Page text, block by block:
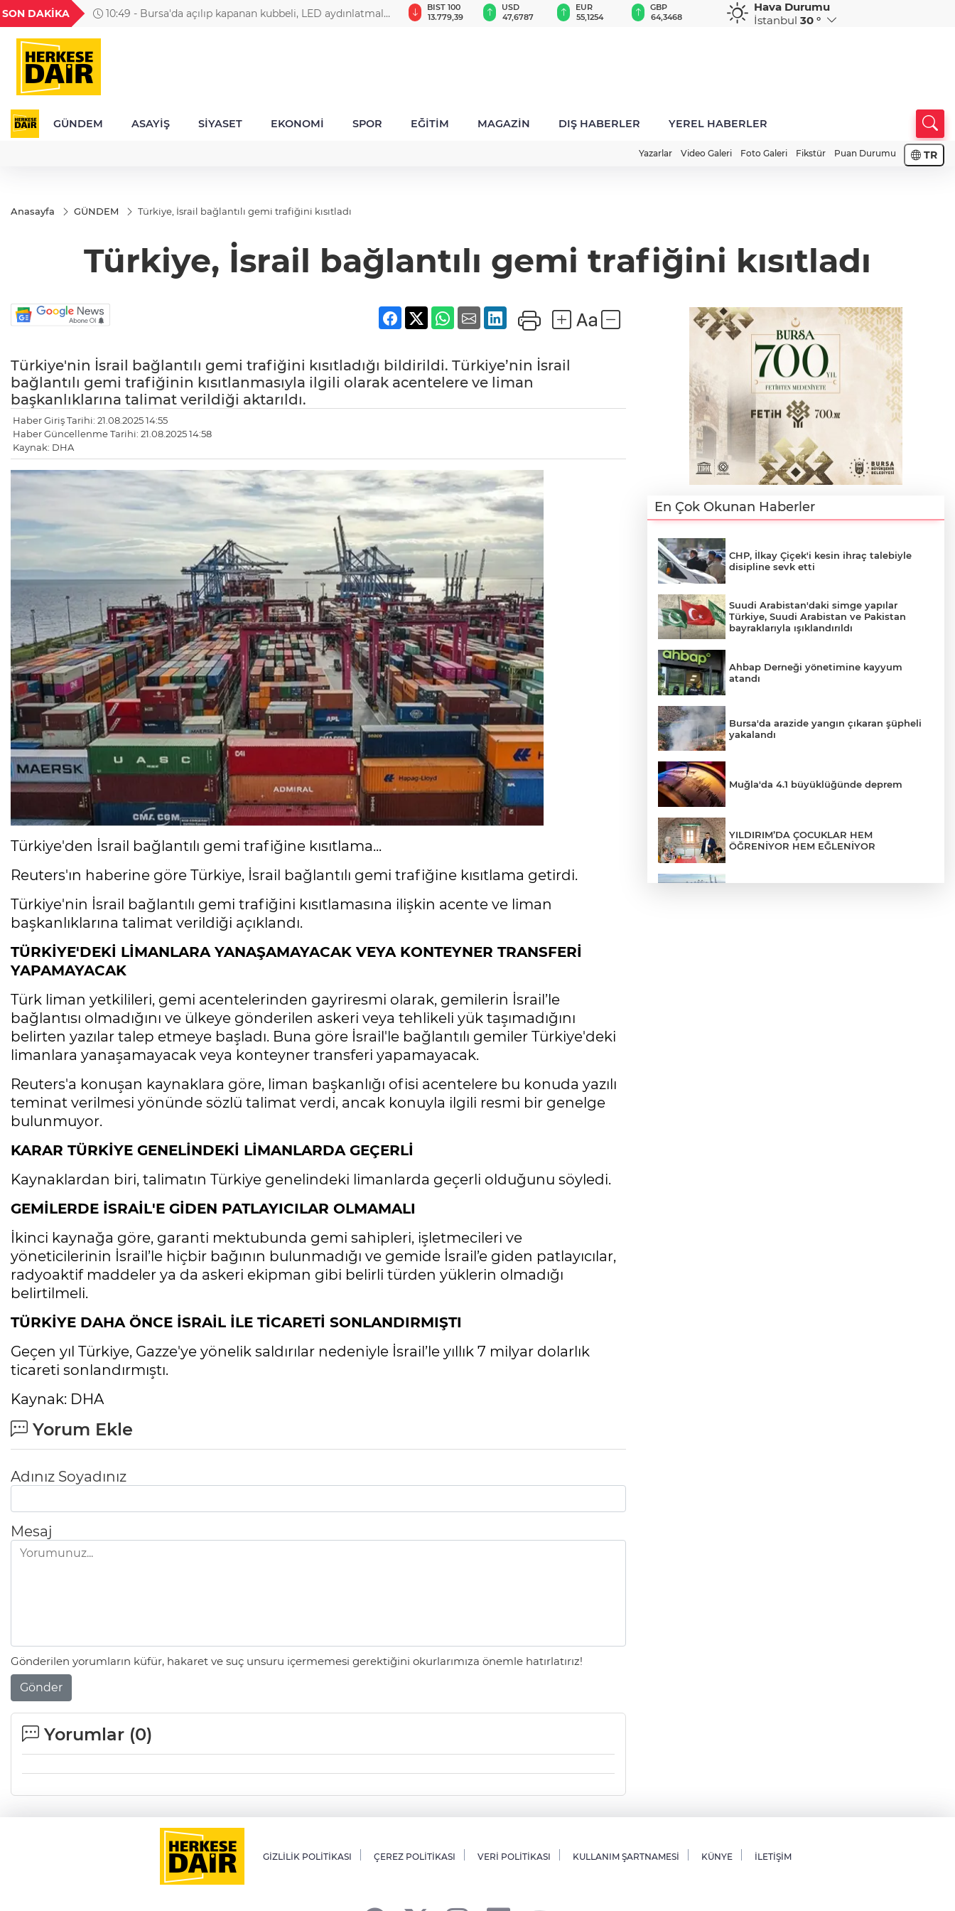
SON DAKİKA
10:49 - Bursa'da açılıp kapanan kubbeli, LED aydınlatmalı
18,2677
TND
16,3788
BGN
27,9743
VND
0,0018
GAU/TRY
6.660,55
BIST 100
13.779,39
USD
47,6787
EUR
55,1254
GBP
64,3468
CHF
59,0083
CAD
34,1883
Hava Durumu
İstanbul 30 °
GÜNDEM ASAYİŞ SİYASET EKONOMİ SPOR EĞİTİM MAGAZİN DIŞ HABERLER YEREL HABERLER
Yazarlar Video Galeri Foto Galeri Fikstür Puan Durumu TR
Anasayfa GÜNDEM Türkiye, İsrail bağlantılı gemi trafiğini kısıtladı
Türkiye, İsrail bağlantılı gemi trafiğini kısıtladı
Türkiye'nin İsrail bağlantılı gemi trafiğini kısıtladığı bildirildi. Türkiye’nin İsrail
bağlantılı gemi trafiğinin kısıtlanmasıyla ilgili olarak acentelere ve liman
başkanlıklarına talimat verildiği aktarıldı.
Haber Giriş Tarihi: 21.08.2025 14:55
Haber Güncellenme Tarihi: 21.08.2025 14:58
Kaynak: DHA
Türkiye'den İsrail bağlantılı gemi trafiğine kısıtlama...
Reuters'ın haberine göre Türkiye, İsrail bağlantılı gemi trafiğine kısıtlama getirdi.
Türkiye'nin İsrail bağlantılı gemi trafiğini kısıtlamasına ilişkin acente ve liman
başkanlıklarına talimat verildiği açıklandı.
TÜRKİYE'DEKİ LİMANLARA YANAŞAMAYACAK VEYA KONTEYNER TRANSFERİ
YAPAMAYACAK
Türk liman yetkilileri, gemi acentelerinden gayriresmi olarak, gemilerin İsrail’le
bağlantısı olmadığını ve ülkeye gönderilen askeri veya tehlikeli yük taşımadığını
belirten yazılar talep etmeye başladı. Buna göre İsrail'le bağlantılı gemiler Türkiye'deki
limanlara yanaşamayacak veya konteyner transferi yapamayacak.
Reuters'a konuşan kaynaklara göre, liman başkanlığı ofisi acentelere bu konuda yazılı
teminat verilmesi yönünde sözlü talimat verdi, ancak konuyla ilgili resmi bir genelge
bulunmuyor.
KARAR TÜRKİYE GENELİNDEKİ LİMANLARDA GEÇERLİ
Kaynaklardan biri, talimatın Türkiye genelindeki limanlarda geçerli olduğunu söyledi.
GEMİLERDE İSRAİL'E GİDEN PATLAYICILAR OLMAMALI
İkinci kaynağa göre, garanti mektubunda gemi sahipleri, işletmecileri ve
yöneticilerinin İsrail’le hiçbir bağının bulunmadığı ve gemide İsrail’e giden patlayıcılar,
radyoaktif maddeler ya da askeri ekipman gibi belirli türden yüklerin olmadığı
belirtilmeli.
TÜRKİYE DAHA ÖNCE İSRAİL İLE TİCARETİ SONLANDIRMIŞTI
Geçen yıl Türkiye, Gazze'ye yönelik saldırılar nedeniyle İsrail’le yıllık 7 milyar dolarlık
ticareti sonlandırmıştı.
Kaynak: DHA
Yorum Ekle
Adınız Soyadınız
Mesaj
Gönderilen yorumların küfür, hakaret ve suç unsuru içermemesi gerektiğini okurlarımıza önemle hatırlatırız!
Gönder
Yorumlar (0)
En Çok Okunan Haberler
CHP, İlkay Çiçek'i kesin ihraç talebiyle
disipline sevk etti
Suudi Arabistan'daki simge yapılar
Türkiye, Suudi Arabistan ve Pakistan
bayraklarıyla ışıklandırıldı
Ahbap Derneği yönetimine kayyum
atandı
Bursa'da arazide yangın çıkaran şüpheli
yakalandı
Muğla'da 4.1 büyüklüğünde deprem
YILDIRIM’DA ÇOCUKLAR HEM
ÖĞRENİYOR HEM EĞLENİYOR
GİZLİLİK POLİTİKASI ÇEREZ POLİTİKASI VERİ POLİTİKASI KULLANIM ŞARTNAMESİ KÜNYE İLETİŞİM